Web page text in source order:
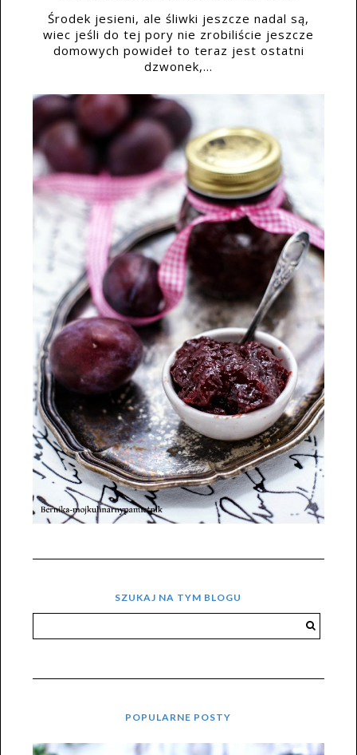
Środek jesieni, ale śliwki jeszcze nadal są,
wiec jeśli do tej pory nie zrobiliście jeszcze
domowych powideł to teraz jest ostatni
dzwonek,...
SZUKAJ NA TYM BLOGU
POPULARNE POSTY